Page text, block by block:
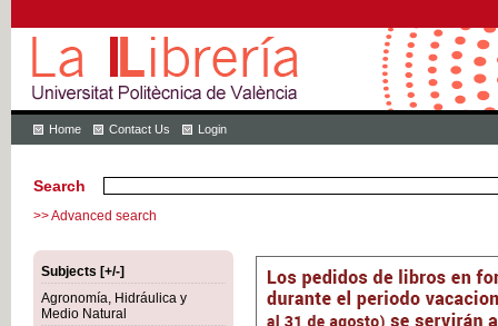
Home Contact Us Login
Search
>> Advanced search
Subjects [+/-]
Agronomía, Hidráulica y
Medio Natural